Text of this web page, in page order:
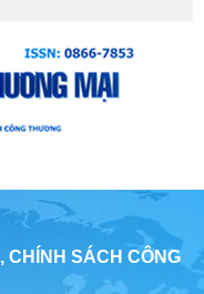
CHÍNH SÁCH CÔNG